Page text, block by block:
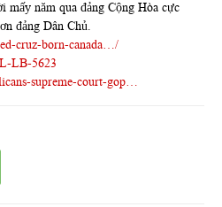
mấy năm qua đảng Cộng Hòa cực
đảng Dân Chủ.
cruz-born-canada…/
LB-5623
supreme-court-gop…